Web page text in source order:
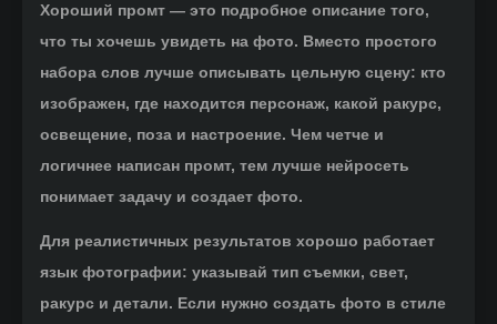
Хороший промт — это подробное описание того,
что ты хочешь увидеть на фото. Вместо простого
набора слов лучше описывать цельную сцену: кто
изображен, где находится персонаж, какой ракурс,
освещение, поза и настроение. Чем четче и
логичнее написан промт, тем лучше нейросеть
понимает задачу и создает фото.
Для реалистичных результатов хорошо работает
язык фотографии: указывай тип съемки, свет,
ракурс и детали. Если нужно создать фото в стиле